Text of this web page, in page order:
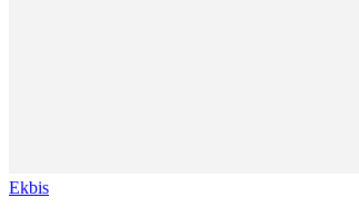
Ekbis